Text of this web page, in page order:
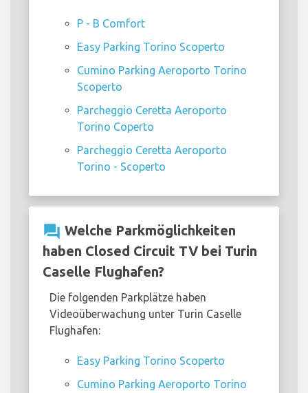
P - B Comfort
Easy Parking Torino Scoperto
Cumino Parking Aeroporto Torino
Scoperto
Parcheggio Ceretta Aeroporto
Torino Coperto
Parcheggio Ceretta Aeroporto
Torino - Scoperto
question_answer Welche Parkmöglichkeiten
haben Closed Circuit TV bei Turin
Caselle Flughafen?
Die folgenden Parkplätze haben
Videoüberwachung unter Turin Caselle
Flughafen:
Easy Parking Torino Scoperto
Cumino Parking Aeroporto Torino